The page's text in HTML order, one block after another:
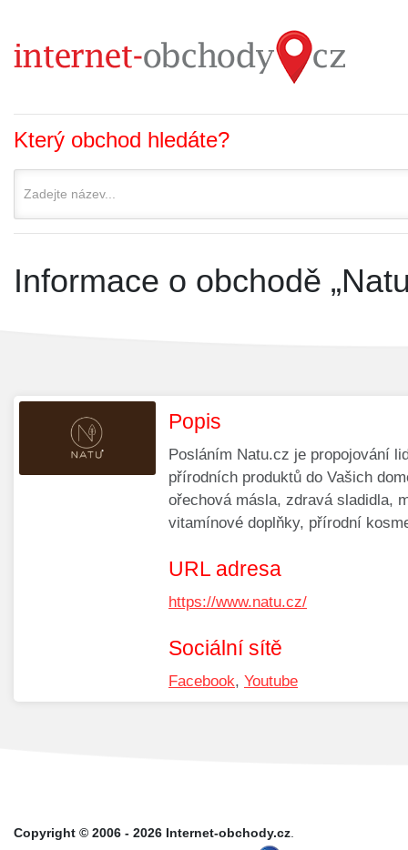
Který obchod hledáte?
Informace o obchodě
Popis
Posláním Natu.cz je propojování
přírodních produktů do Vašich
ořechová másla, zdravá sladidla,
vitamínové doplňky, přírodní
URL adresa
https://www.natu.cz/
Sociální sítě
Facebook, Youtube
Copyright © 2006 - 2026 Internet-obchody.cz.